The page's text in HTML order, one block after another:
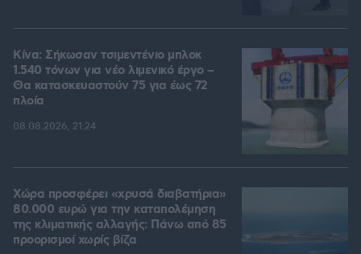
Κίνα: Σήκωσαν τσιμεντένιο μπλοκ
1.540 τόνων για νέο λιμενικό έργο –
Θα κατασκευαστούν 75 για έως 72
πλοία
08.08.2026, 21:24
Χώρα προσφέρει «χρυσά διαβατήρια»
80.000 ευρώ για την καταπολέμηση
της κλιματικής αλλαγής: Πάνω από 85
προορισμοί χωρίς βίζα